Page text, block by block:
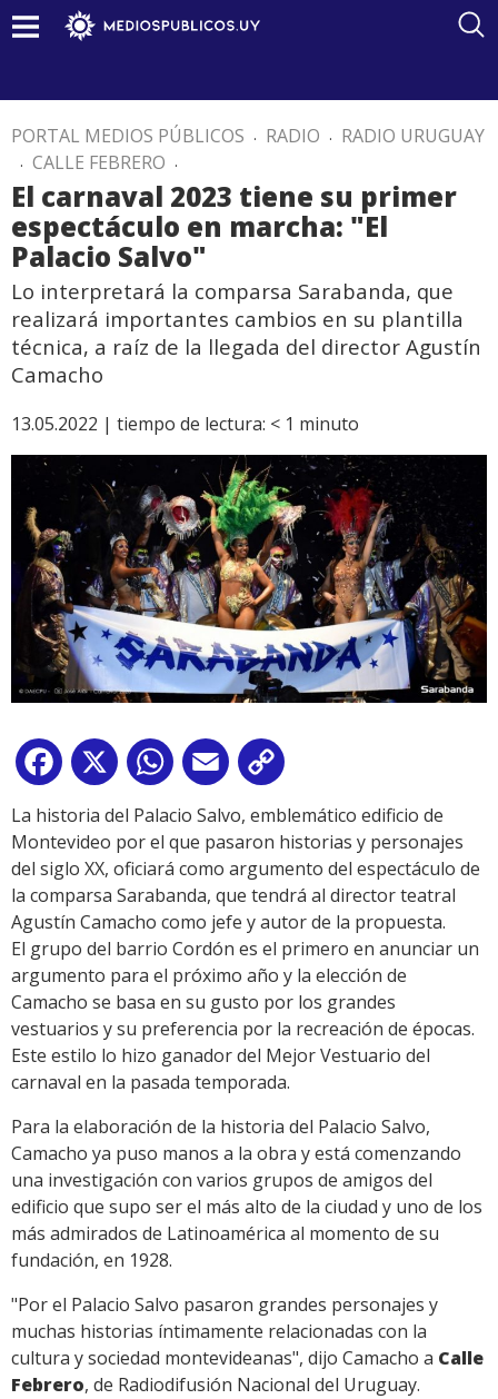
PORTAL MEDIOS PÚBLICOS . RADIO . RADIO URUGUAY
. CALLE FEBRERO .
El carnaval 2023 tiene su primer
espectáculo en marcha: "El
Palacio Salvo"
Lo interpretará la comparsa Sarabanda, que
realizará importantes cambios en su plantilla
técnica, a raíz de la llegada del director Agustín
Camacho
13.05.2022 | tiempo de lectura: < 1 minuto
Facebook
X WhatsApp
Email
Link
La historia del Palacio Salvo, emblemático edificio de
Montevideo por el que pasaron historias y personajes
del siglo XX, oficiará como argumento del espectáculo de
la comparsa Sarabanda, que tendrá al director teatral
Agustín Camacho como jefe y autor de la propuesta.
El grupo del barrio Cordón es el primero en anunciar un
argumento para el próximo año y la elección de
Camacho se basa en su gusto por los grandes
vestuarios y su preferencia por la recreación de épocas.
Este estilo lo hizo ganador del Mejor Vestuario del
carnaval en la pasada temporada.
Para la elaboración de la historia del Palacio Salvo,
Camacho ya puso manos a la obra y está comenzando
una investigación con varios grupos de amigos del
edificio que supo ser el más alto de la ciudad y uno de los
más admirados de Latinoamérica al momento de su
fundación, en 1928.
"Por el Palacio Salvo pasaron grandes personajes y
muchas historias íntimamente relacionadas con la
cultura y sociedad montevideanas", dijo Camacho a Calle
Febrero, de Radiodifusión Nacional del Uruguay.